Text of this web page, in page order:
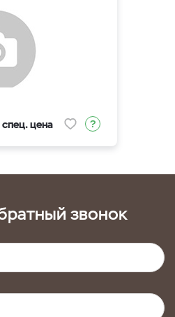
спец. цена
звонок